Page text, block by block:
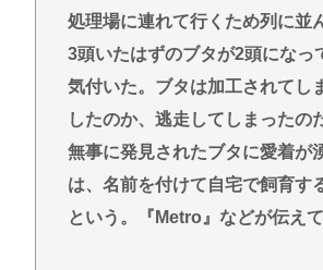
処理場に連れて行くため列に並
3頭いたはずのブタが2頭になっ
気付いた。ブタは加工されてし
したのか、逃走してしまったの
無事に発見されたブタに愛着が
は、名前を付けて自宅で飼育す
という。『Metro』などが伝えて